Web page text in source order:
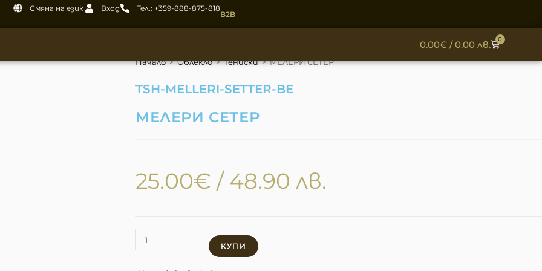
Смяна на език Вход Тел.: +359-888-875-818
B2B
0.00€/ 0.00 лв. 0
Начало > Облекло > Тениски > MЕЛЕРИ СЕТЕР
TSH-MELLERI-SETTER-BE
MЕЛЕРИ СЕТЕР
25.00€ / 48.90 лв.
КУПИ